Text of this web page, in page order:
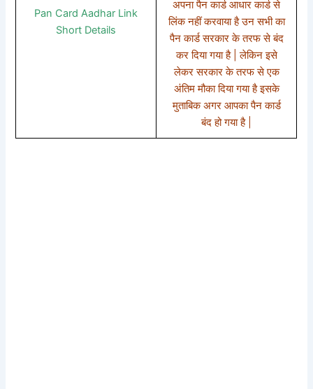
Pan Card Aadhar Link
Short Details
अपना पैन कार्ड आधार कार्ड से
लिंक नहीं करवाया है उन सभी का
पैन कार्ड सरकार के तरफ से बंद
कर दिया गया है | लेकिन इसे
लेकर सरकार के तरफ से एक
अंतिम मौका दिया गया है इसके
मुताबिक अगर आपका पैन कार्ड
बंद हो गया है |